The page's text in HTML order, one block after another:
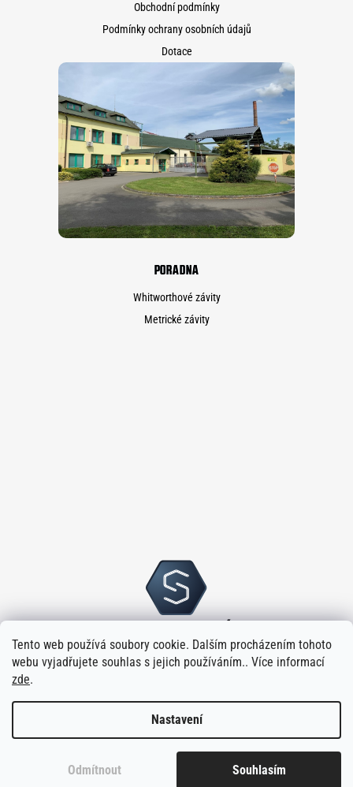
Tento web používá soubory cookie. Dalším procházením tohoto
webu vyjadřujete souhlas s jejich používáním.. Více informací
zde.
Nastavení
Odmítnout Souhlasím
Obchodní podmínky
Podmínky ochrany osobních údajů
Dotace
PORADNA
Whitworthové závity
Metrické závity
Copyright 2026Sloupský s.r.o. . Všechna práva vyhrazena.